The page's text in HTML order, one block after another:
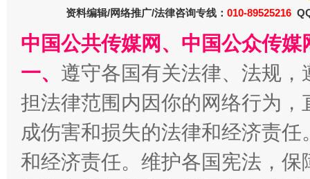
习近平的博鳌关键词
魏明亮
资料编辑/网络推广/法律咨询专线： 010-89525216
中国公共传媒网、中国公众传
一、 遵守各国有关法律、法规
担法律范围内因你的网络行为
成伤害和损失的法律和经济责
和经济责任。维护各国宪法，